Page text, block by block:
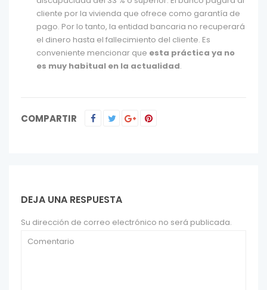
cliente por la vivienda que ofrece como garantía de
pago. Por lo tanto, la entidad bancaria no recuperará
el dinero hasta el fallecimiento del cliente. Es
conveniente mencionar que esta práctica ya no
es muy habitual en la actualidad.
COMPARTIR
DEJA UNA RESPUESTA
Su dirección de correo electrónico no será publicada.